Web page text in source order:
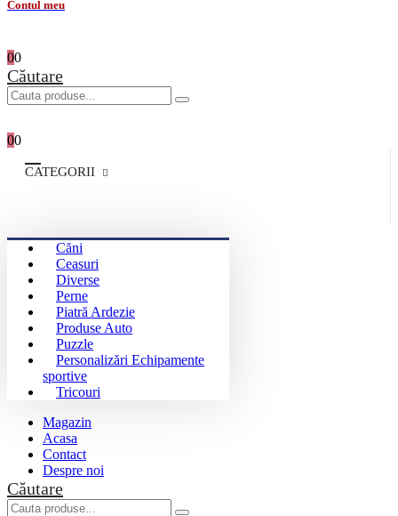
Contul meu
00
Căutare
00
CATEGORII
Căni
Ceasuri
Diverse
Perne
Piatră Ardezie
Produse Auto
Puzzle
Personalizări Echipamente
sportive
Tricouri
Magazin
Acasa
Contact
Despre noi
Căutare